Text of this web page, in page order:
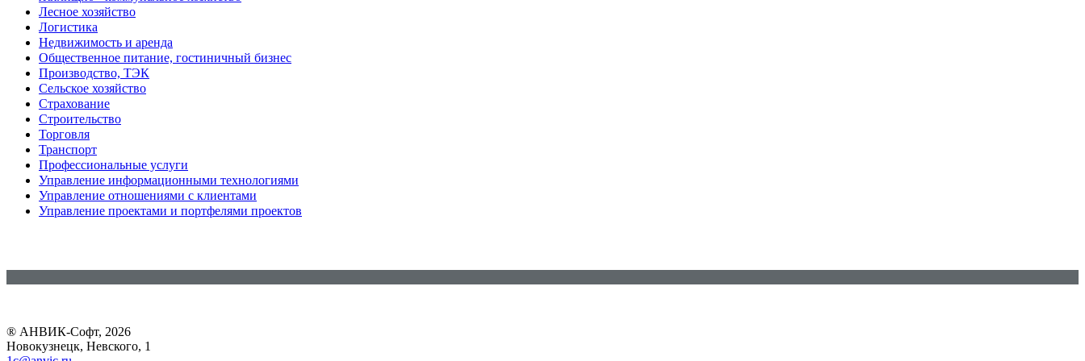
Лесное хозяйство
Логистика
Недвижимость и аренда
Общественное питание, гостиничный бизнес
Производство, ТЭК
Сельское хозяйство
Страхование
Строительство
Торговля
Транспорт
Профессиональные услуги
Управление информационными технологиями
Управление отношениями с клиентами
Управление проектами и портфелями проектов
® АНВИК-Софт, 2026
Новокузнецк, Невского, 1